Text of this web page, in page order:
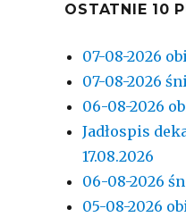
OSTATNIE 10
07-08-2026
07-08-2026
06-08-2026
Jadłospis
17.08.2026
06-08-2026
05-08-2026